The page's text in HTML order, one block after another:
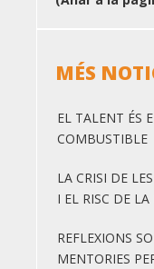
MÉS
EL TALENT ÉS
COMBUSTIBLE
LA CRISI DE
I EL RISC DE
REFLEXIONS
MENTORIES